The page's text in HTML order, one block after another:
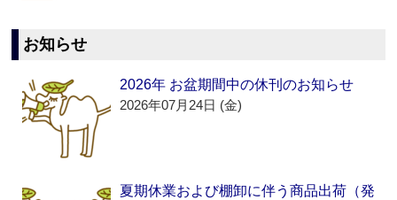
お知らせ
2026年 お盆期間中の休刊のお知らせ
2026年07月24日 (金)
夏期休業および棚卸に伴う商品出荷（発